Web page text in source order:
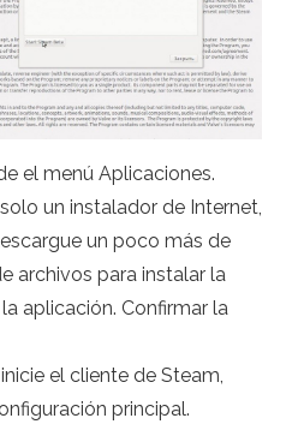
el menú Aplicaciones.
un instalador de Internet,
un poco más de
archivos para instalar la
aplicación. Confirmar la
el cliente de Steam,
principal.